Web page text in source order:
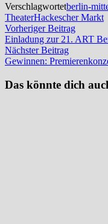
Verschlagwortetberlin-
TheaterHackescher Markt
Vorheriger Beitrag
Beitrag:
Einladung zur 21. ART
Nächster BeitragNächster
Beitrag:
Gewinnen:
Das könnte dich